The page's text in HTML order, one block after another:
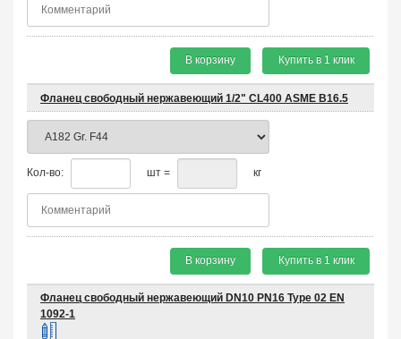
В корзину Купить в 1 клик
Фланец свободный нержавеющий 1/2" CL400 ASME B16.5
Кол-во: шт = кг
В корзину Купить в 1 клик
Фланец свободный нержавеющий DN10 PN16 Type 02 EN
1092-1